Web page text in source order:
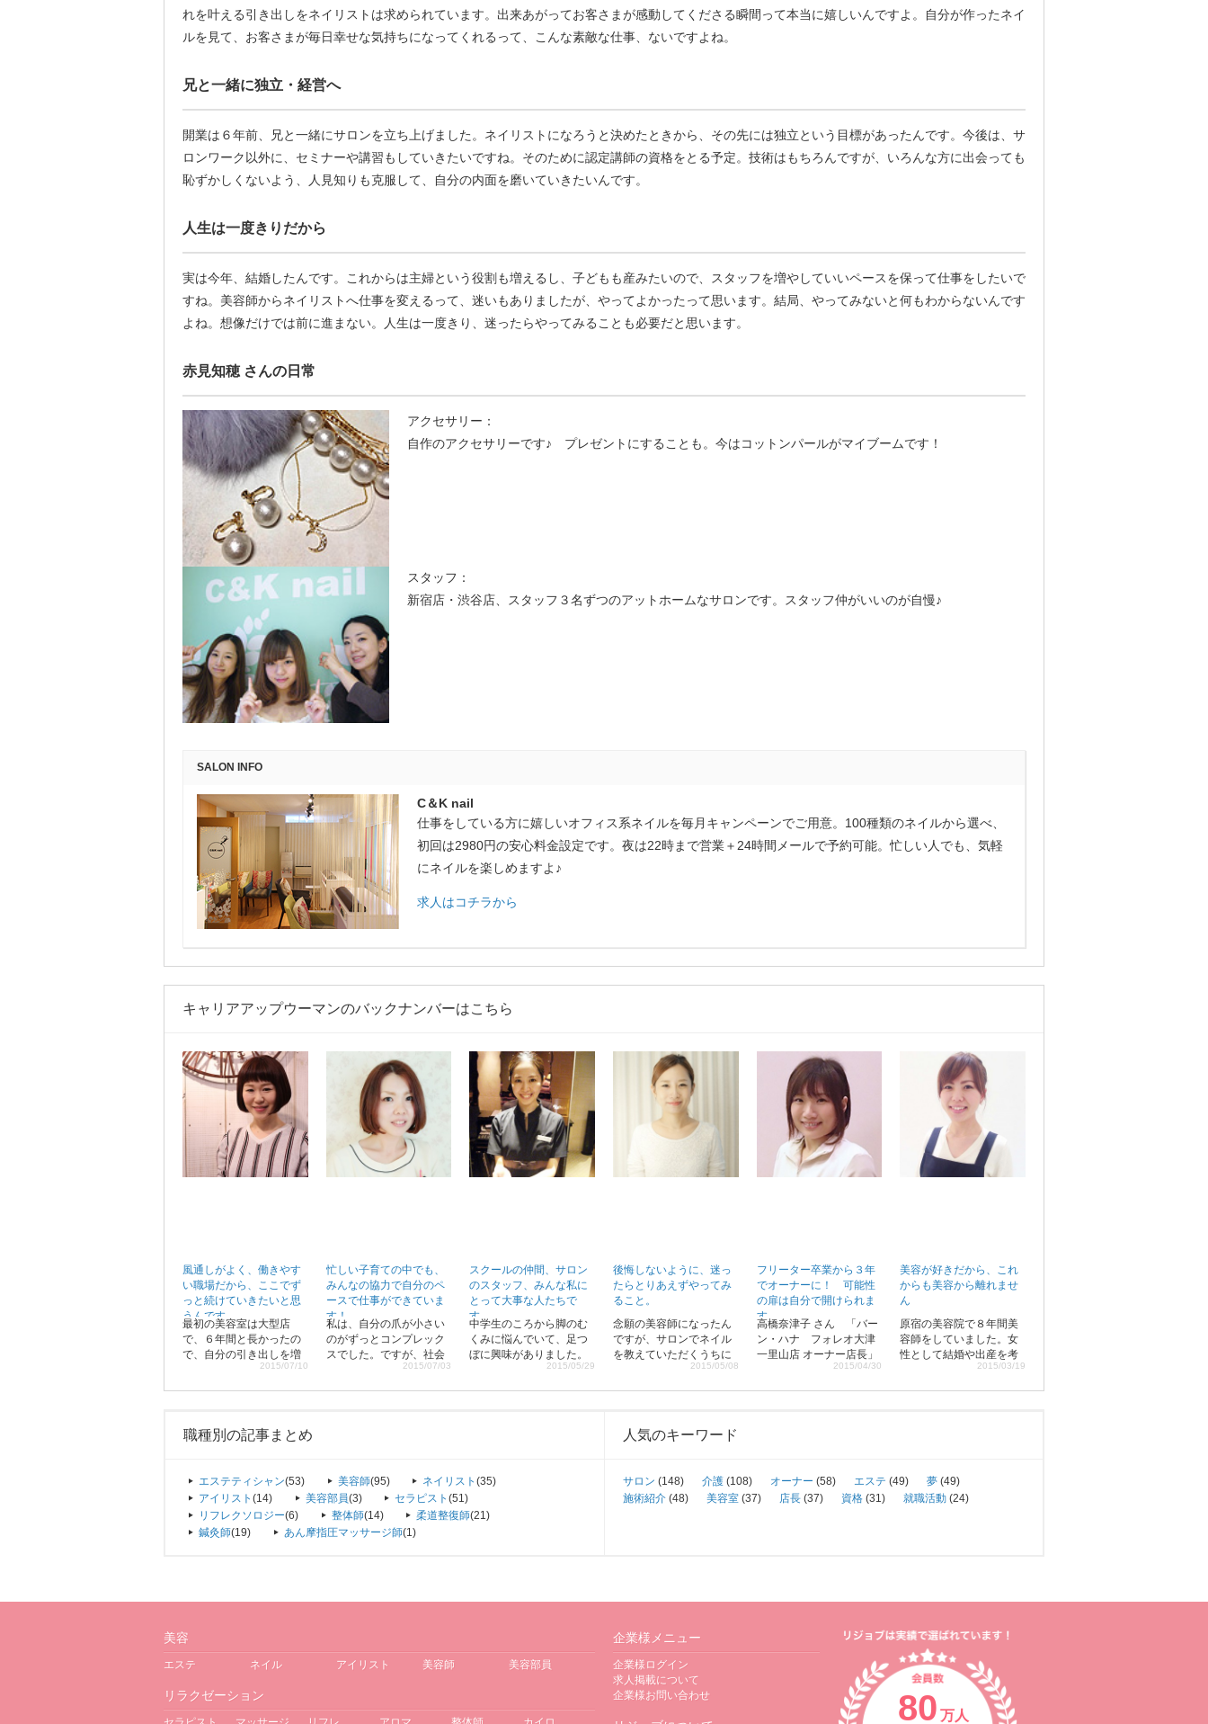
れを叶える引き出しをネイリストは求められています。出来あがってお客さまが感動してくださる瞬間って本当に嬉しいんですよ。自分が作ったネイ
ルを見て、お客さまが毎日幸せな気持ちになってくれるって、こんな素敵な仕事、ないですよね。
兄と一緒に独立・経営へ
開業は６年前、兄と一緒にサロンを立ち上げました。ネイリストになろうと決めたときから、その先には独立という目標があったんです。今後は、サ
ロンワーク以外に、セミナーや講習もしていきたいですね。そのために認定講師の資格をとる予定。技術はもちろんですが、いろんな方に出会っても
恥ずかしくないよう、人見知りも克服して、自分の内面を磨いていきたいんです。
人生は一度きりだから
実は今年、結婚したんです。これからは主婦という役割も増えるし、子どもも産みたいので、スタッフを増やしていいペースを保って仕事をしたいで
すね。美容師からネイリストへ仕事を変えるって、迷いもありましたが、やってよかったって思います。結局、やってみないと何もわからないんです
よね。想像だけでは前に進まない。人生は一度きり、迷ったらやってみることも必要だと思います。
赤見知穂 さんの日常
アクセサリー：
自作のアクセサリーです♪ プレゼントにすることも。今はコットンパールがマイブームです！
スタッフ：
新宿店・渋谷店、スタッフ３名ずつのアットホームなサロンです。スタッフ仲がいいのが自慢♪
SALON INFO
C＆K nail
仕事をしている方に嬉しいオフィス系ネイルを毎月キャンペーンでご用意。100種類のネイルから選べ、
初回は2980円の安心料金設定です。夜は22時まで営業＋24時間メールで予約可能。忙しい人でも、気軽
にネイルを楽しめますよ♪
求人はコチラから
キャリアアップウーマンのバックナンバーはこちら
風通しがよく、働きやす
い職場だから、ここでず
っと続けていきたいと思
うんです。
最初の美容室は大型店
で、６年間と長かったの
で、自分の引き出しを増
やすために他の美容室を
体制がきちんとしてい
て、提案も出しやすいの
きるんです。リニューア
ルの時は内装や設計など
にも関われて、すごく良
い機会になりました。お
しゃれなお客様が多い吉
2015/07/10
忙しい子育ての中でも、
みんなの協力で自分のペ
ースで仕事ができていま
す！
私は、自分の爪が小さい
のがずっとコンプレック
スでした。ですが、社会
人になってネイルサロン
夜間のネイルスクールに
通いました。１年ほどし
てスクール系列のサロン
に転職し、その半年後に
ネイルスクールを卒業。
2015/07/03
スクールの仲間、サロン
のスタッフ、みんな私に
とって大事な人たちで
す。
中学生のころから脚のむ
くみに悩んでいて、足つ
ぼに興味がありました。
でも、宮崎はのんびりし
と思い、東京でリフレク
のサロンで経験を積んだ
2015/05/29
後悔しないように、迷っ
たらとりあえずやってみ
ること。
念願の美容師になったん
ですが、サロンでネイル
を教えていただくうちに
ネイルの魅力にハマっ
たいのか?! 今後どうし
たいんだ」って言われま
店が持てたらと話した
ら、美容師をしている兄
と将来のイメージが一致
2015/05/08
フリーター卒業から３年
でオーナーに！ 可能性
の扉は自分で開けられま
す
高橋奈津子 さん 「バー
ン・ハナ フォレオ大津
一里山店 オーナー店長」
出身地：神奈川県 血液
2015/04/30
美容が好きだから、これ
からも美容から離れませ
ん
原宿の美容院で８年間美
容師をしていました。女
性として結婚や出産を考
える年齢になると、美容
した。第一に美容師とい
う職業が大好きだったの
で、転職にはかなりの迷
2015/03/19
職種別の記事まとめ 人気のキーワード
エステティシャン(53) 美容師(95) ネイリスト(35)
アイリスト (14) 美容部員(3) セラピスト(51)
リフレクソロジー(6) 整体師(14) 柔道整復師(21)
鍼灸師(19) あん摩指圧マッサージ師(1)
サロン (148) 介護 (108) オーナー (58) エステ (49) 夢 (49)
施術紹介 (48) 美容室 (37) 店長 (37) 資格 (31) 就職活動 (24)
美容
エステ ネイル アイリスト 美容師 美容部員
リラクゼーション
企業様メニュー
企業様ログイン
求人掲載について
企業様お問い合わせ
80 万人